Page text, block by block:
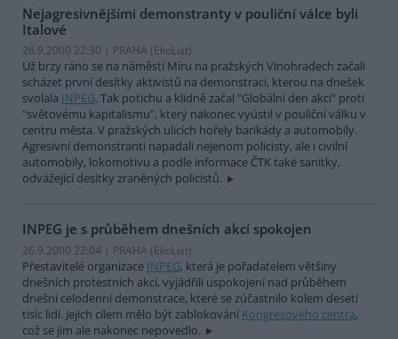
Nejagresivnějšími demonstranty v pouliční válce byli
Italové
26.9.2000 22:30 | PRAHA (EkoList)
Už brzy ráno se na náměstí Míru na pražských Vinohradech začali
scházet první desítky aktivistů na demonstraci, kterou na dnešek
svolala INPEG. Tak potichu a klidně začal "Globální den akcí" proti
"světovému kapitalismu", který nakonec vyústil v pouliční válku v
centru města. V pražských ulicích hořely barikády a automobily.
Agresivní demonstranti napadali nejenom policisty, ale i civilní
automobily, lokomotivu a podle informace ČTK také sanitky,
odvážející desítky zraněných policistů.
INPEG je s průběhem dnešních akcí spokojen
26.9.2000 22:04 | PRAHA (EkoList)
Přestavitelé organizace INPEG, která je pořadatelem většiny
dnešních protestních akcí, vyjádřili uspokojení nad průběhem
dnešní celodenní demonstrace, které se zúčastnilo kolem deseti
tisíc lidí. Jejich cílem mělo být zablokování Kongresového centra,
což se jim ale nakonec nepovedlo.